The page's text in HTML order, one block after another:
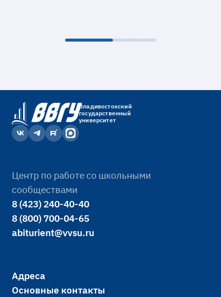
Владивостокский
государственный
университет
Центр по работе со школьными
сообществами
8 (423) 240-40-40
8 (800) 700-04-65
abiturient@vvsu.ru
Адреса
Основные контакты